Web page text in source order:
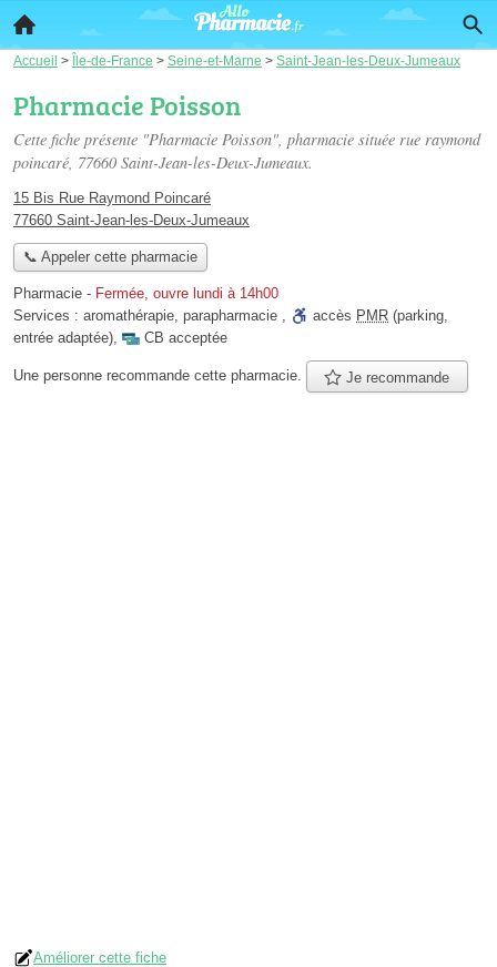
Accueil > Île-de-France > Seine-et-Marne > Saint-Jean-les-Deux-Jumeaux
Pharmacie Poisson
Cette fiche présente "Pharmacie Poisson", pharmacie située rue raymond
poincaré, 77660 Saint-Jean-les-Deux-Jumeaux.
15 Bis Rue Raymond Poincaré
77660 Saint-Jean-les-Deux-Jumeaux
📞 Appeler cette pharmacie
Pharmacie - Fermée, ouvre lundi à 14h00
Services : aromathérapie, parapharmacie , accès PMR (parking,
entrée adaptée), CB acceptée
Une personne recommande cette pharmacie. Je recommande
Améliorer cette fiche